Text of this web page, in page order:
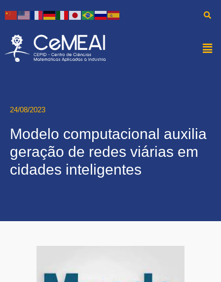
24/08/2023
Modelo computacional auxilia
geração de redes viárias em
cidades inteligentes